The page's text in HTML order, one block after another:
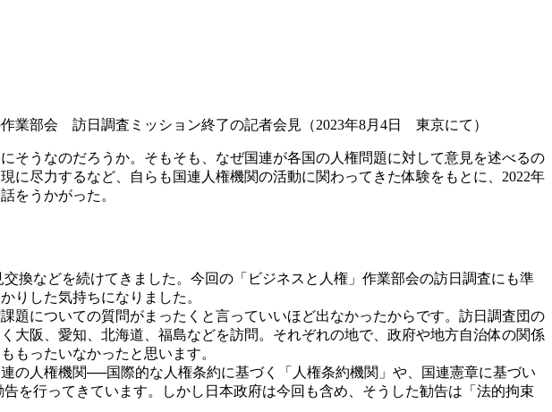
業部会 訪日調査ミッション終了の記者会見（2023年8月4日 東京にて）
うなのだろうか。そもそも、なぜ国連が各国の人権問題に対して意見を述べるの
尽力するなど、自らも国連人権機関の活動に関わってきた体験をもとに、2022年
をうかがった。
換などを続けてきました。今回の「ビジネスと人権」作業部会の訪日調査にも準
りした気持ちになりました。
についての質問がまったくと言っていいほど出なかったからです。訪日調査団の
大阪、愛知、北海道、福島などを訪問。それぞれの地で、政府や地方自治体の関係
もったいなかったと思います。
人権機関──国際的な人権条約に基づく「人権条約機関」や、国連憲章に基づい
を行ってきています。しかし日本政府は今回も含め、そうした勧告は「法的拘束